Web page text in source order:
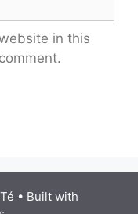
in this
• Built with